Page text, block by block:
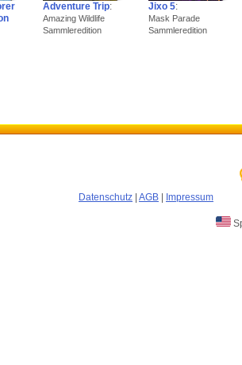
Adventure Trip:
Amazing Wildlife
Sammleredition
Jixo 5:
Mask Parade
Sammleredition
Datenschutz AGB Impressum